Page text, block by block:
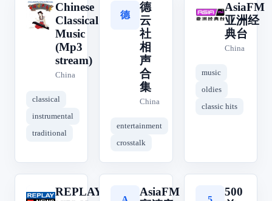
C
Chinese
Classical
Music
(Mp3
stream)
China
classical
instrumental
traditional
德
德
云
社
相
声
合
集
China
entertainment
crosstalk
A
AsiaFM
亚洲经
典台
China
music
oldies
classic hits
REPLAY
AsiaFM
500